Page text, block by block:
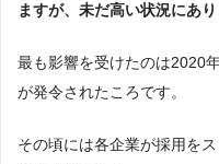
ますが、未だ高い状況にあり
最も影響を受けたのは2020
が発令されたころです。
その頃には各企業が採用を